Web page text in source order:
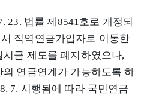
23. 법률 제8541호로 개정되
직역연금가입자로 이동한
금 제도를 폐지하였으나,
연금연계가 가능하도록 하
7. 시행됨에 따라 국민연금